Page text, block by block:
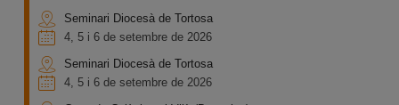
Seminari Diocesà de Tortosa
4, 5 i 6 de setembre de 2026
Seminari Diocesà de Tortosa
4, 5 i 6 de setembre de 2026